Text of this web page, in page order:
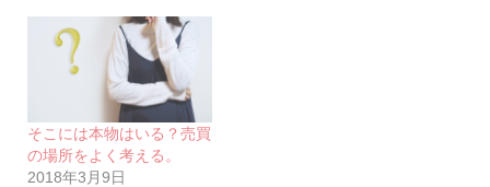
そこには本物はいる？売買
の場所をよく考える。
2018年3月9日